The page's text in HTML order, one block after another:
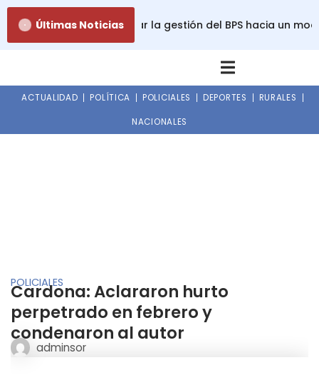
contenido
Últimas Noticias
propone transformar la gestión del BPS hacia un
ACTUALIDAD POLÍTICA POLICIALES DEPORTES RURALES
NACIONALES
POLICIALES
Cardona: Aclararon hurto
perpetrado en febrero y
condenaron al autor
adminsor